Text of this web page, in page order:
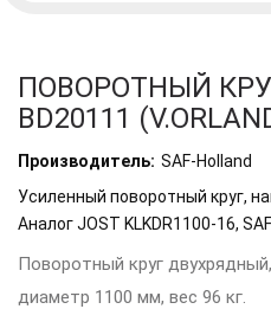
ПОВОРОТНЫЙ
BD20111
Производитель: SAF-Holland
Усиленный поворотный круг,
Аналог JOST KLKDR1100-16,
Поворотный круг
диаметр 1100 мм, вес 96 кг.